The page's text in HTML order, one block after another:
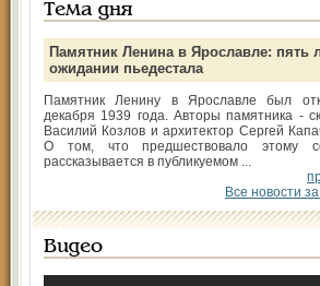
Тема дня
Памятник Ленина в Ярославле: пять
ожидании пьедестала
Памятник Ленину в Ярославле был
декабря 1939 года. Авторы памятника -
Василий Козлов и архитектор Сергей
О том, что предшествовало этому
рассказывается в публикуемом ...
Все новости
Видео